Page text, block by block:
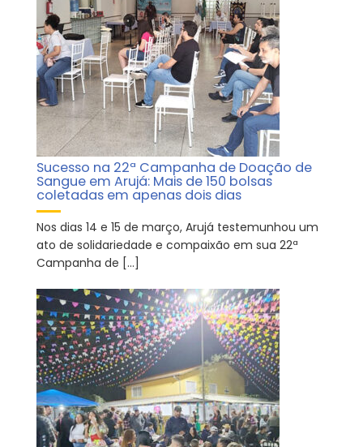
Sucesso na 22ª Campanha de Doação de
Sangue em Arujá: Mais de 150 bolsas
coletadas em apenas dois dias
Nos dias 14 e 15 de março, Arujá testemunhou um
ato de solidariedade e compaixão em sua 22ª
Campanha de […]